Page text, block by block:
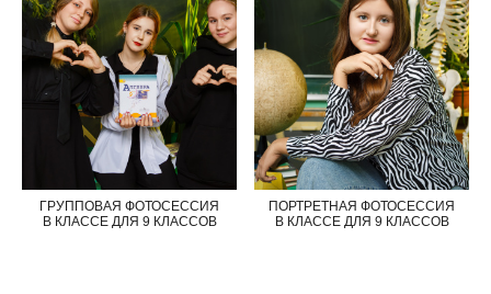
ГРУППОВАЯ ФОТОСЕССИЯ
В КЛАССЕ ДЛЯ 9 КЛАССОВ
ПОРТРЕТНАЯ ФОТОСЕССИЯ
В КЛАССЕ ДЛЯ 9 КЛАССОВ